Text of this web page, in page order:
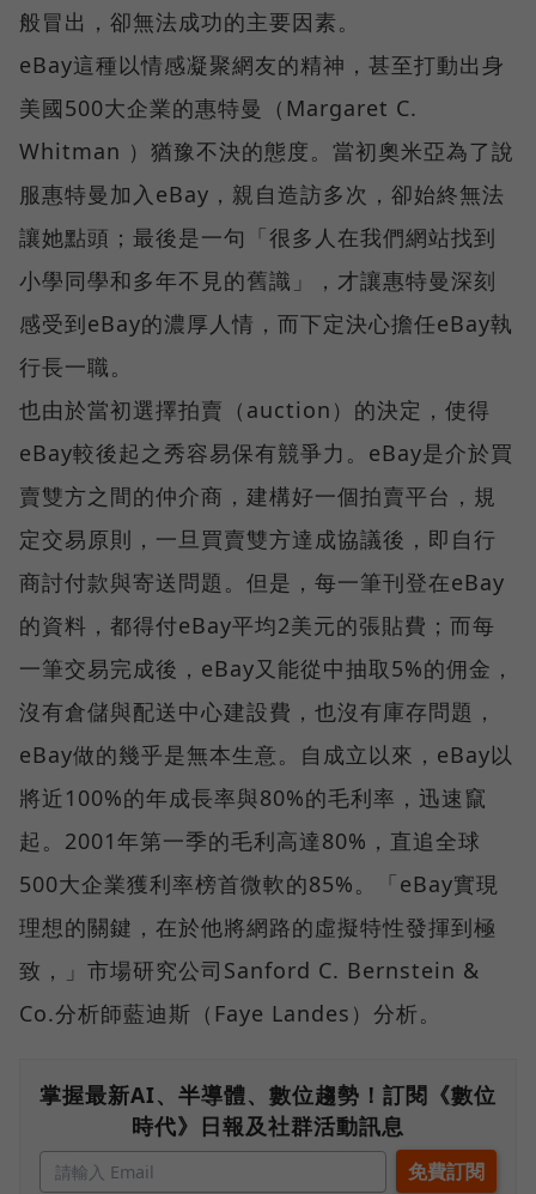
般冒出，卻無法成功的主要因素。
eBay這種以情感凝聚網友的精神，甚至打動出身
美國500大企業的惠特曼（Margaret C.
Whitman ）猶豫不決的態度。當初奧米亞為了說
服惠特曼加入eBay，親自造訪多次，卻始終無法
讓她點頭；最後是一句「很多人在我們網站找到
小學同學和多年不見的舊識」，才讓惠特曼深刻
感受到eBay的濃厚人情，而下定決心擔任eBay執
行長一職。
也由於當初選擇拍賣（auction）的決定，使得
eBay較後起之秀容易保有競爭力。eBay是介於買
賣雙方之間的仲介商，建構好一個拍賣平台，規
定交易原則，一旦買賣雙方達成協議後，即自行
商討付款與寄送問題。但是，每一筆刊登在eBay
的資料，都得付eBay平均2美元的張貼費；而每
一筆交易完成後，eBay又能從中抽取5%的佣金，
沒有倉儲與配送中心建設費，也沒有庫存問題，
eBay做的幾乎是無本生意。自成立以來，eBay以
將近100%的年成長率與80%的毛利率，迅速竄
起。2001年第一季的毛利高達80%，直追全球
500大企業獲利率榜首微軟的85%。「eBay實現
理想的關鍵，在於他將網路的虛擬特性發揮到極
致，」市場研究公司Sanford C. Bernstein &
Co.分析師藍迪斯（Faye Landes）分析。
掌握最新AI、半導體、數位趨勢！訂閱《數位
時代》日報及社群活動訊息